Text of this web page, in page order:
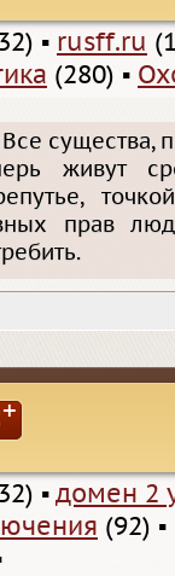
▪ rusff.ru
(280) ▪
Все существа,
живут
прав
+
▪ домен 2
(92) ▪